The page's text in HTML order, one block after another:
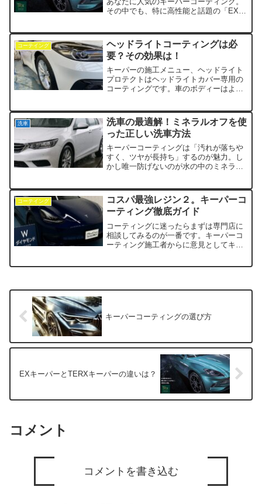
Keeper） は、従来のダイヤモンドキーパ
ーを大きく進化させた次世代モデル。
し、長期間ツヤを維持したいオーナーに
最適です。
その中でも、特に高性能と話題の「EXキ
方も多いのではないでしょうか？この記
事では、両者の違いや魅力を徹底比較。
コーテイング
ヘッドライトコーティングは必
要？その効果は！
キーパーの施工メニュー、ヘッドライト
プロテクトはヘッドライトカバー専用の
コーティングです。車のボディーはよく
もヘッドライトまでコーテイングする必
要はあるのでしょうか？黄...
洗車
洗車の最適解！ミネラルオフを使
った正しい洗車方法
キーパーコーティングは「汚れが落ちや
すく、ツヤが長持ち」するのが魅力。し
かし唯一防げないのが水の中のミネラル
大限発揮常に新車のような輝きを維持自
分で手軽にプロ級の仕上がりミネラルオ
フは簡単にできる洗車の最適解です！
コーテイング
コスパ最強レジン２。キーパーコ
ーティング徹底ガイド
コーティングに迷ったらまずは専門店に
相談してみるのが一番です。キーパーコ
ーティング施工者からに意見としてキー
きだけで１日以上も珍しくないです。塗
う。ただその分塗装の膜厚が減り塗装が
きの為、塗装面の痛みやシミがある場合
は多少残ります。ただ塗装を削ってまで
の磨きをかけないため塗装の膜厚は残し
ます。その分コーティング自体の艶でカ
バーし仕上がりをよくします。キーパー
コーティングはご希望に応じてオプショ
ンの選択ができ、仕上がりに違いを出せ
キーパーコーティングの選び方
EXキーパーとTERXキーパーの違いは？
コメント
コメントを書き込む